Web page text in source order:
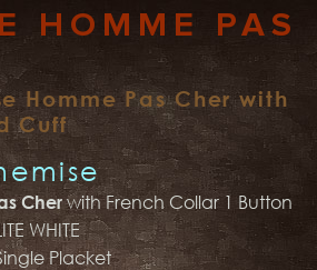
HOMME PAS
Homme Pas Cher with
Cuff
Cherwith French Collar 1 Button
WHITE
Placket